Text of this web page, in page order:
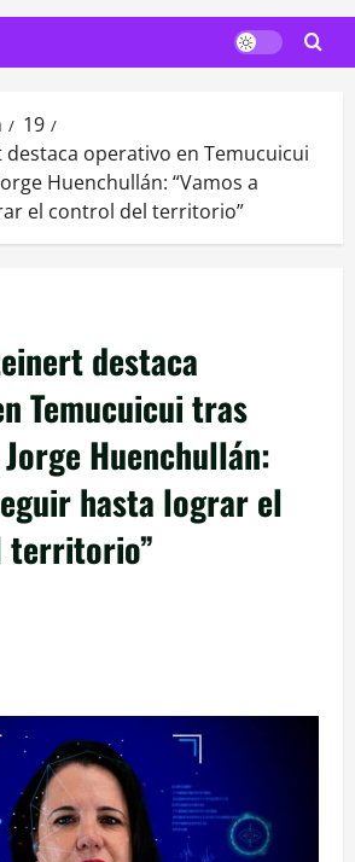
19
operativo en Temucuicui
Huenchullán: “Vamos a
el control del territorio”
destaca
Temucuicui tras
Huenchullán:
hasta lograr el
territorio”